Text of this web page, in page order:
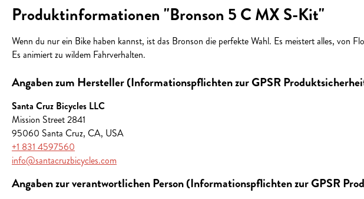
Produktinformationen "Bronson 5 C MX S-Kit"
Wenn du nur ein Bike haben kannst, ist das Bronson die perfekte Wahl. Es meistert alles, von
Es animiert zu wildem Fahrverhalten.
Angaben zum Hersteller (Informationspflichten zur GPSR
Santa Cruz Bicycles LLC
Mission Street 2841
95060 Santa Cruz, CA, USA
+1 831 4597560
info@santacruzbicycles.com
Angaben zur verantwortlichen Person (Informationspflichten zur GPSR